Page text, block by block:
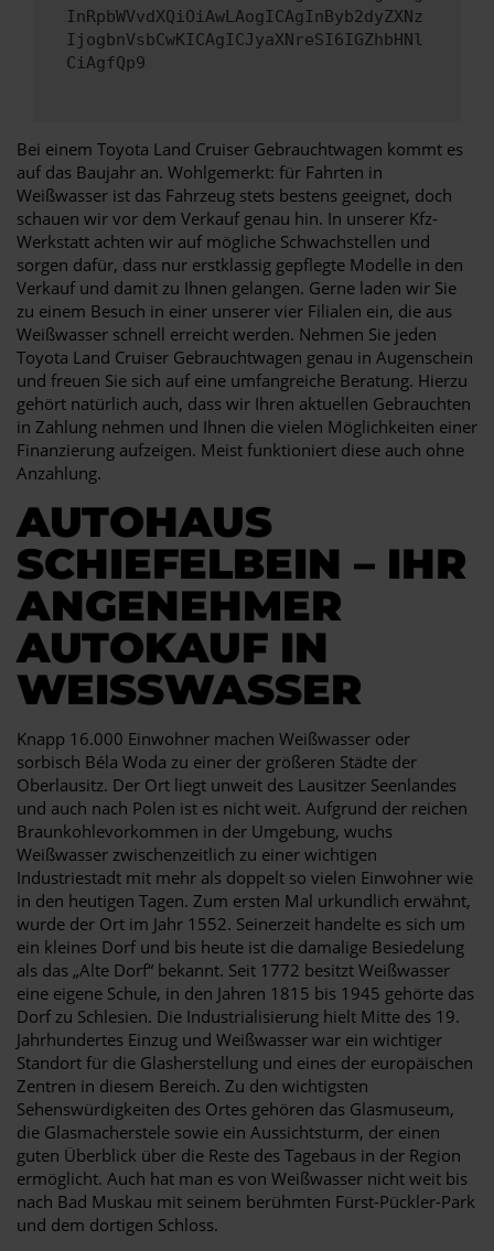
InRpbWVvdXQiOiAwLAogICAgInByb2dyZXNz
IjogbnVsbCwKICAgICJyaXNreSI6IGZhbHNl
CiAgfQp9
Bei einem Toyota Land Cruiser Gebrauchtwagen kommt es
auf das Baujahr an. Wohlgemerkt: für Fahrten in
Weißwasser ist das Fahrzeug stets bestens geeignet, doch
schauen wir vor dem Verkauf genau hin. In unserer Kfz-
Werkstatt achten wir auf mögliche Schwachstellen und
sorgen dafür, dass nur erstklassig gepflegte Modelle in den
Verkauf und damit zu Ihnen gelangen. Gerne laden wir Sie
zu einem Besuch in einer unserer vier Filialen ein, die aus
Weißwasser schnell erreicht werden. Nehmen Sie jeden
Toyota Land Cruiser Gebrauchtwagen genau in Augenschein
und freuen Sie sich auf eine umfangreiche Beratung. Hierzu
gehört natürlich auch, dass wir Ihren aktuellen Gebrauchten
in Zahlung nehmen und Ihnen die vielen Möglichkeiten einer
Finanzierung aufzeigen. Meist funktioniert diese auch ohne
Anzahlung.
AUTOHAUS
SCHIEFELBEIN – IHR
ANGENEHMER
AUTOKAUF IN
WEISSWASSER
Knapp 16.000 Einwohner machen Weißwasser oder
sorbisch Béla Woda zu einer der größeren Städte der
Oberlausitz. Der Ort liegt unweit des Lausitzer Seenlandes
und auch nach Polen ist es nicht weit. Aufgrund der reichen
Braunkohlevorkommen in der Umgebung, wuchs
Weißwasser zwischenzeitlich zu einer wichtigen
Industriestadt mit mehr als doppelt so vielen Einwohner wie
in den heutigen Tagen. Zum ersten Mal urkundlich erwähnt,
wurde der Ort im Jahr 1552. Seinerzeit handelte es sich um
ein kleines Dorf und bis heute ist die damalige Besiedelung
als das „Alte Dorf“ bekannt. Seit 1772 besitzt Weißwasser
eine eigene Schule, in den Jahren 1815 bis 1945 gehörte das
Dorf zu Schlesien. Die Industrialisierung hielt Mitte des 19.
Jahrhundertes Einzug und Weißwasser war ein wichtiger
Standort für die Glasherstellung und eines der europäischen
Zentren in diesem Bereich. Zu den wichtigsten
Sehenswürdigkeiten des Ortes gehören das Glasmuseum,
die Glasmacherstele sowie ein Aussichtsturm, der einen
guten Überblick über die Reste des Tagebaus in der Region
ermöglicht. Auch hat man es von Weißwasser nicht weit bis
nach Bad Muskau mit seinem berühmten Fürst-Pückler-Park
und dem dortigen Schloss.